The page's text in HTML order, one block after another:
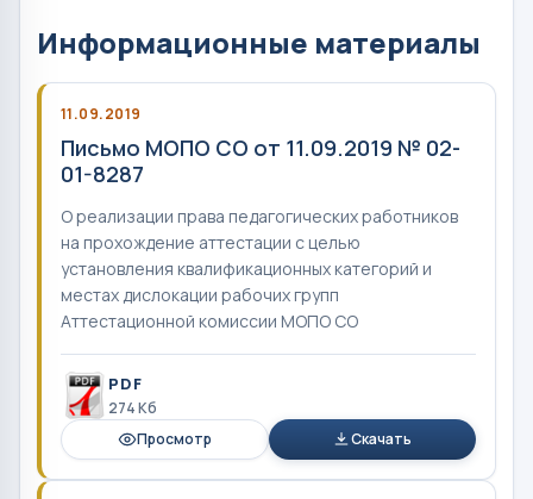
Информационные материалы
11.09.2019
Письмо МОПО СО от 11.09.2019 № 02-
01-8287
О реализации права педагогических работников
на прохождение аттестации с целью
установления квалификационных категорий и
местах дислокации рабочих групп
Аттестационной комиссии МОПО СО
PDF
274 Кб
Просмотр
Скачать